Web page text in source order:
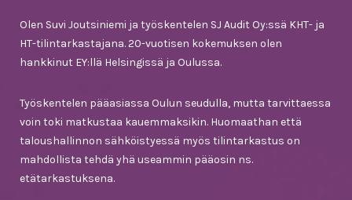
Olen Suvi Joutsiniemi ja työskentelen SJ Audit Oy:ssä KHT- ja
HT-tilintarkastajana. 20-vuotisen kokemuksen olen
hankkinut EY:llä Helsingissä ja Oulussa.
Työskentelen pääasiassa Oulun seudulla, mutta tarvittaessa
voin toki matkustaa kauemmaksikin. Huomaathan että
taloushallinnon sähköistyessä myös tilintarkastus on
mahdollista tehdä yhä useammin pääosin ns.
etätarkastuksena.